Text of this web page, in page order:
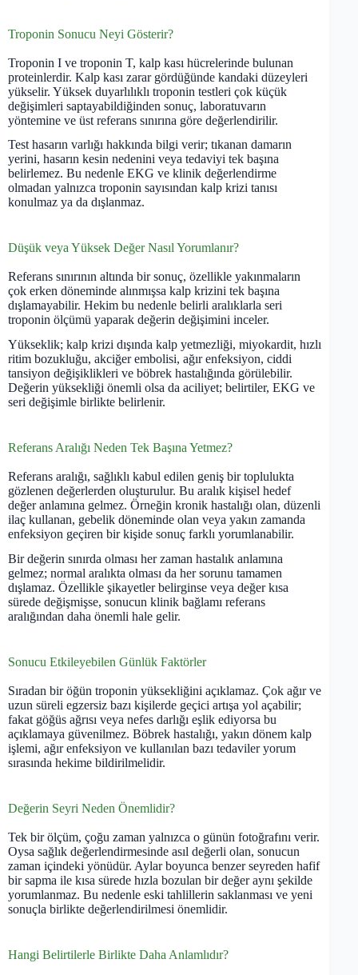
Troponin Sonucu Neyi Gösterir?
Troponin I ve troponin T, kalp kası hücrelerinde bulunan
proteinlerdir. Kalp kası zarar gördüğünde kandaki düzeyleri
yükselir. Yüksek duyarlılıklı troponin testleri çok küçük
değişimleri saptayabildiğinden sonuç, laboratuvarın
yöntemine ve üst referans sınırına göre değerlendirilir.
Test hasarın varlığı hakkında bilgi verir; tıkanan damarın
yerini, hasarın kesin nedenini veya tedaviyi tek başına
belirlemez. Bu nedenle EKG ve klinik değerlendirme
olmadan yalnızca troponin sayısından kalp krizi tanısı
konulmaz ya da dışlanmaz.
Düşük veya Yüksek Değer Nasıl Yorumlanır?
Referans sınırının altında bir sonuç, özellikle yakınmaların
çok erken döneminde alınmışsa kalp krizini tek başına
dışlamayabilir. Hekim bu nedenle belirli aralıklarla seri
troponin ölçümü yaparak değerin değişimini inceler.
Yükseklik; kalp krizi dışında kalp yetmezliği, miyokardit, hızlı
ritim bozukluğu, akciğer embolisi, ağır enfeksiyon, ciddi
tansiyon değişiklikleri ve böbrek hastalığında görülebilir.
Değerin yüksekliği önemli olsa da aciliyet; belirtiler, EKG ve
seri değişimle birlikte belirlenir.
Referans Aralığı Neden Tek Başına Yetmez?
Referans aralığı, sağlıklı kabul edilen geniş bir toplulukta
gözlenen değerlerden oluşturulur. Bu aralık kişisel hedef
değer anlamına gelmez. Örneğin kronik hastalığı olan, düzenli
ilaç kullanan, gebelik döneminde olan veya yakın zamanda
enfeksiyon geçiren bir kişide sonuç farklı yorumlanabilir.
Bir değerin sınırda olması her zaman hastalık anlamına
gelmez; normal aralıkta olması da her sorunu tamamen
dışlamaz. Özellikle şikayetler belirginse veya değer kısa
sürede değişmişse, sonucun klinik bağlamı referans
aralığından daha önemli hale gelir.
Sonucu Etkileyebilen Günlük Faktörler
Sıradan bir öğün troponin yüksekliğini açıklamaz. Çok ağır ve
uzun süreli egzersiz bazı kişilerde geçici artışa yol açabilir;
fakat göğüs ağrısı veya nefes darlığı eşlik ediyorsa bu
açıklamaya güvenilmez. Böbrek hastalığı, yakın dönem kalp
işlemi, ağır enfeksiyon ve kullanılan bazı tedaviler yorum
sırasında hekime bildirilmelidir.
Değerin Seyri Neden Önemlidir?
Tek bir ölçüm, çoğu zaman yalnızca o günün fotoğrafını verir.
Oysa sağlık değerlendirmesinde asıl değerli olan, sonucun
zaman içindeki yönüdür. Aylar boyunca benzer seyreden hafif
bir sapma ile kısa sürede hızla bozulan bir değer aynı şekilde
yorumlanmaz. Bu nedenle eski tahlillerin saklanması ve yeni
sonuçla birlikte değerlendirilmesi önemlidir.
Hangi Belirtilerle Birlikte Daha Anlamlıdır?